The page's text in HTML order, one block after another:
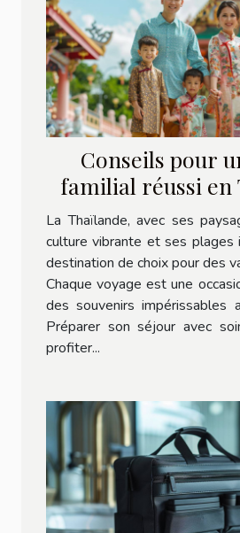
Conseils pour
familial réussi en
La Thaïlande, avec ses
culture vibrante et ses plages
destination de choix pour des
Chaque voyage est une
des souvenirs impérissables
Préparer son séjour avec
profiter...